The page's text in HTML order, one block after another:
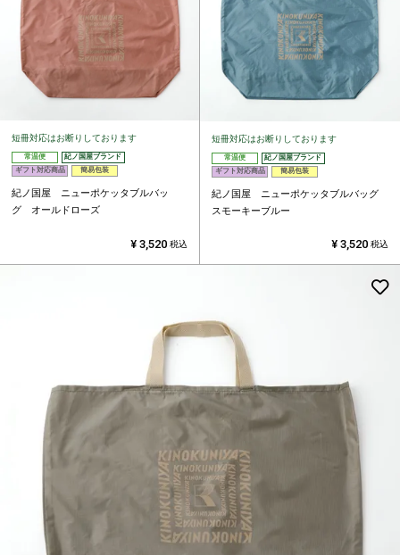
短冊対応はお断りしております
常温便
紀ノ国屋ブランド
ギフト対応商品
簡易包装
紀ノ国屋 ニューポケッタブルバッ
グ オールドローズ
¥ 3,520 税込
短冊対応はお断りしております
常温便
紀ノ国屋ブランド
ギフト対応商品
簡易包装
紀ノ国屋 ニューポケッタブルバッグ
スモーキーブルー
¥ 3,520 税込